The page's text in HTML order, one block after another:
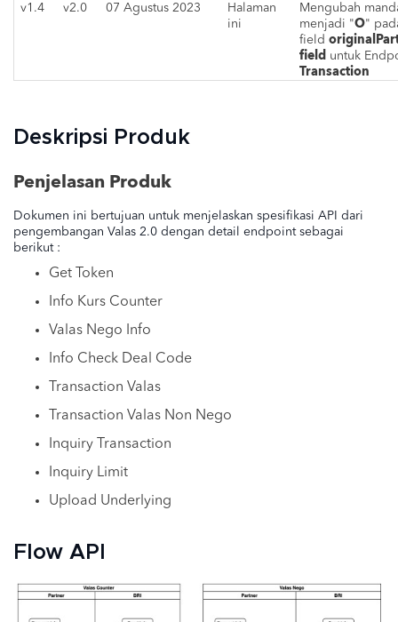
v1.4 v2.0 07 Agustus 2023
Halaman
ini
Mengubah
menjadi "O"
field
field untuk
Transaction
Deskripsi Produk
Penjelasan Produk
Dokumen ini bertujuan untuk menjelaskan spesifikasi API dari
pengembangan Valas 2.0 dengan detail endpoint sebagai
berikut :
Get Token
Info Kurs Counter
Valas Nego Info
Info Check Deal Code
Transaction Valas
Transaction Valas Non Nego
Inquiry Transaction
Inquiry Limit
Upload Underlying
Flow API